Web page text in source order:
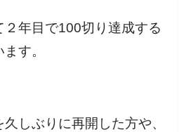
年目で100切り達成する
す。
しぶりに再開した方や、